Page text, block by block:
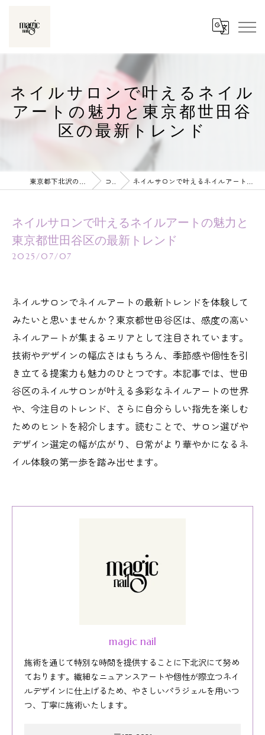
ネイルサロンで叶えるネイル
アートの魅力と東京都世田谷
区の最新トレンド
コラム ネイルサロンで叶えるネイルアートの魅力と東京都世田谷区の最新トレンド
ネイルサロンで叶えるネイルアートの魅力と
東京都世田谷区の最新トレンド
2025/07/07
ネイルサロンでネイルアートの最新トレンドを体験して
みたいと思いませんか？東京都世田谷区は、感度の高い
ネイルアートが集まるエリアとして注目されています。
技術やデザインの幅広さはもちろん、季節感や個性を引
き立てる提案力も魅力のひとつです。本記事では、世田
谷区のネイルサロンが叶える多彩なネイルアートの世界
や、今注目のトレンド、さらに自分らしい指先を楽しむ
ためのヒントを紹介します。読むことで、サロン選びや
デザイン選定の幅が広がり、日常がより華やかになるネ
イル体験の第一歩を踏み出せます。
magic nail
施術を通じて特別な時間を提供することに下北沢にて努め
ております。繊細なニュアンスアートや個性が際立つネイ
ルデザインに仕上げるため、やさしいパラジェルを用いつ
つ、丁寧に施術いたします。